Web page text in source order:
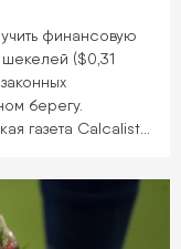
финансовую
($0,31
берегу.
газета Calcalist…